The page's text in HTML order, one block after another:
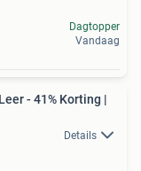
Dagtopper
Vandaag
- 41% Korting |
Details